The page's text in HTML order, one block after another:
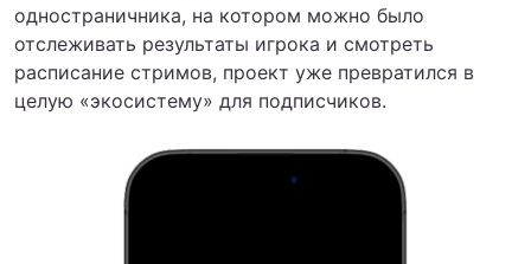
одностраничника, на котором можно было
отслеживать результаты игрока и смотреть
расписание стримов, проект уже превратился в
целую «экосистему» для подписчиков.